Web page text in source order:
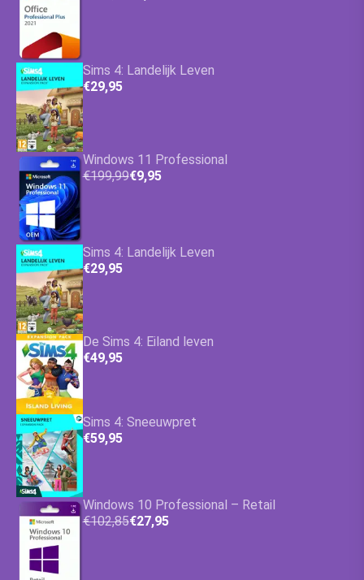
Sims 4: Landelijk Leven
€29,95
Windows 11 Professional
€199,99€9,95
Sims 4: Landelijk Leven
€29,95
De Sims 4: Eiland leven
€49,95
Sims 4: Sneeuwpret
€59,95
Windows 10 Professional – Retail
€102,85€27,95